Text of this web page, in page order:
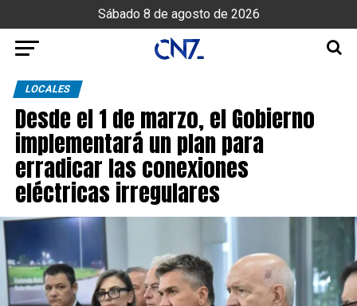
Sábado 8 de agosto de 2026
LOCALES
Desde el 1 de marzo, el Gobierno
implementará un plan para
erradicar las conexiones
eléctricas irregulares